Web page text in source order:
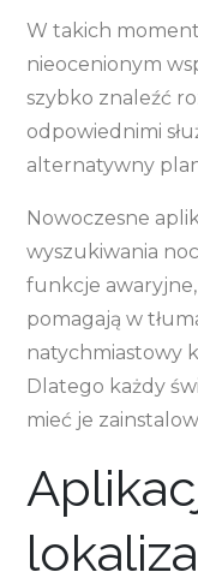
W takich
nieocenionym
szybko znaleźć
odpowiednimi
alternatywny
Nowoczesne
wyszukiwania
funkcje
pomagają w
natychmiastowy
Dlatego każdy
mieć je